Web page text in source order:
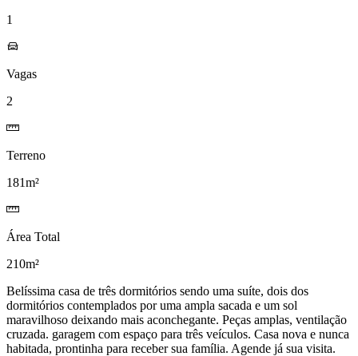
1
Vagas
2
Terreno
181m²
Área Total
210m²
Belíssima casa de três dormitórios sendo uma suíte, dois dos
dormitórios contemplados por uma ampla sacada e um sol
maravilhoso deixando mais aconchegante. Peças amplas, ventilação
cruzada. garagem com espaço para três veículos. Casa nova e nunca
habitada, prontinha para receber sua família. Agende já sua visita.